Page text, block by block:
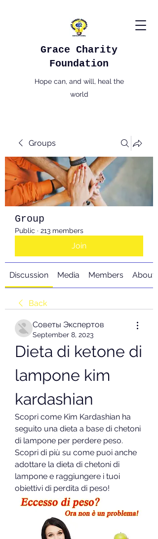
Grace Charity
Foundation
Hope can, and will, heal the
world
Groups
Group
Public · 213 members
Join
Discussion Media Members About
Back
Советы Экспертов
September 8, 2023
Dieta di ketone di
lampone kim
kardashian
Scopri come Kim Kardashian ha
seguito una dieta a base di chetoni
di lampone per perdere peso.
Scopri di più su come puoi anche
adottare la dieta di chetoni di
lampone e raggiungere i tuoi
obiettivi di perdita di peso!